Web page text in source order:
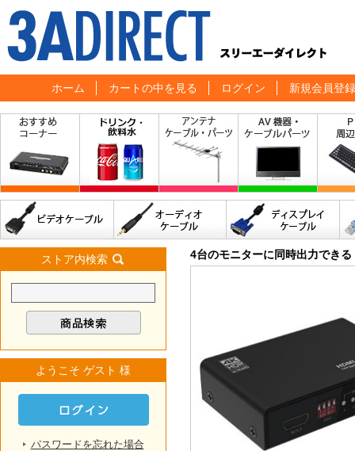
ホーム カートの中を見る ログイン 新規会員登録
ストア内検索
ようこそ ゲスト 様
パスワードを忘れた場合
4台のモニターに同時出力でき